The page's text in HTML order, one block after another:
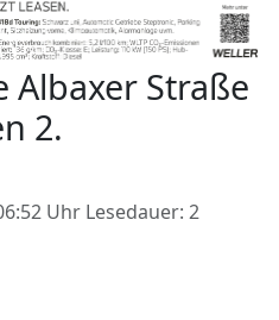
Straße
2.
Uhr Lesedauer: 2